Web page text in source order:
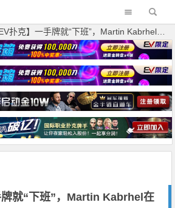
扑克】一手牌就“下班”，Martin Kabrhel在25K豪客赛光速出局
牌就“下班”，Martin Kabrhel在